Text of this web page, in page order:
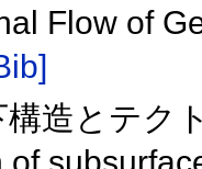
Flow of
構造とテク